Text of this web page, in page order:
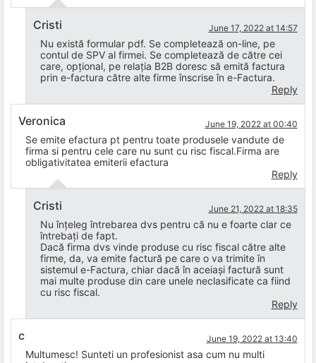
Cristi June 17, 2022 at 14:57
Nu există formular pdf. Se completează on-line, pe
contul de SPV al firmei. Se completează de către cei
care, opțional, pe relația B2B doresc să emită factura
prin e-factura către alte firme înscrise în e-Factura.
Reply
Veronica June 19, 2022 at 00:40
Se emite efactura pt pentru toate produsele vandute de
firma si pentru cele care nu sunt cu risc fiscal.Firma are
obligativitatea emiterii efactura
Reply
Cristi June 21, 2022 at 18:35
Nu înțeleg întrebarea dvs pentru că nu e foarte clar ce
întrebați de fapt.
Dacă firma dvs vinde produse cu risc fiscal către alte
firme, da, va emite factură pe care o va trimite în
sistemul e-Factura, chiar dacă în aceiași factură sunt
mai multe produse din care unele neclasificate ca fiind
cu risc fiscal.
Reply
c June 19, 2022 at 13:40
Multumesc! Sunteti un profesionist asa cum nu multi